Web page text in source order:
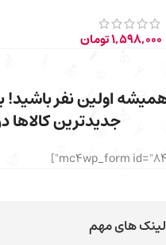
1,598,000تومان
اولین نفر باشید!
جدیدترین کالاها
لینک های مهم